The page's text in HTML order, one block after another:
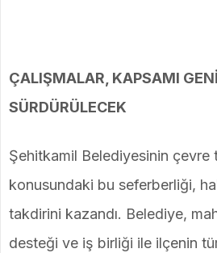
ÇALIŞMALAR, KAPSAMI
SÜRDÜRÜLECEK
Şehitkamil Belediyesinin çevre
konusundaki bu seferberliği,
takdirini kazandı. Belediye,
desteği ve iş birliği ile ilçenin